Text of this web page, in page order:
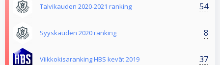
Talvikauden 2020-2021 ranking 54
Syyskauden 2020 ranking 8
Viikkokisaranking HBS kevät 2019 37